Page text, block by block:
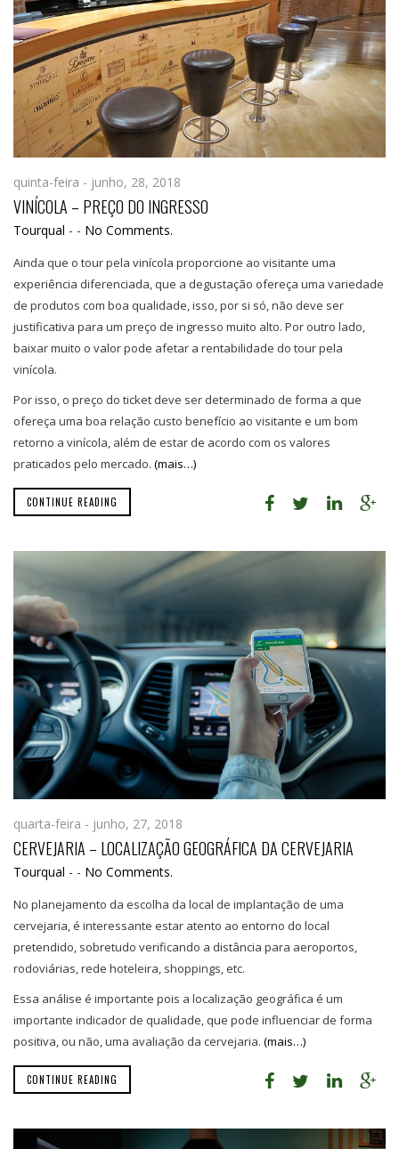
quinta-feira - junho, 28, 2018
VINÍCOLA – PREÇO DO INGRESSO
Tourqual - - No Comments.
Ainda que o tour pela vinícola proporcione ao visitante uma
experiência diferenciada, que a degustação ofereça uma variedade
de produtos com boa qualidade, isso, por si só, não deve ser
justificativa para um preço de ingresso muito alto. Por outro lado,
baixar muito o valor pode afetar a rentabilidade do tour pela
vinícola.
Por isso, o preço do ticket deve ser determinado de forma a que
ofereça uma boa relação custo benefício ao visitante e um bom
retorno a vinícola, além de estar de acordo com os valores
praticados pelo mercado. (mais…)
CONTINUE READING
quarta-feira - junho, 27, 2018
CERVEJARIA – LOCALIZAÇÃO GEOGRÁFICA DA CERVEJARIA
Tourqual - - No Comments.
No planejamento da escolha da local de implantação de uma
cervejaria, é interessante estar atento ao entorno do local
pretendido, sobretudo verificando a distância para aeroportos,
rodoviárias, rede hoteleira, shoppings, etc.
Essa análise é importante pois a localização geográfica é um
importante indicador de qualidade, que pode influenciar de forma
positiva, ou não, uma avaliação da cervejaria. (mais…)
CONTINUE READING